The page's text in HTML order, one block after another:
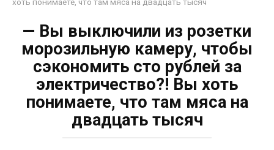
— Вы выключили из розетки
морозильную камеру, чтобы
сэкономить сто рублей за
электричество?! Вы хоть
понимаете, что там мяса на
двадцать тысяч